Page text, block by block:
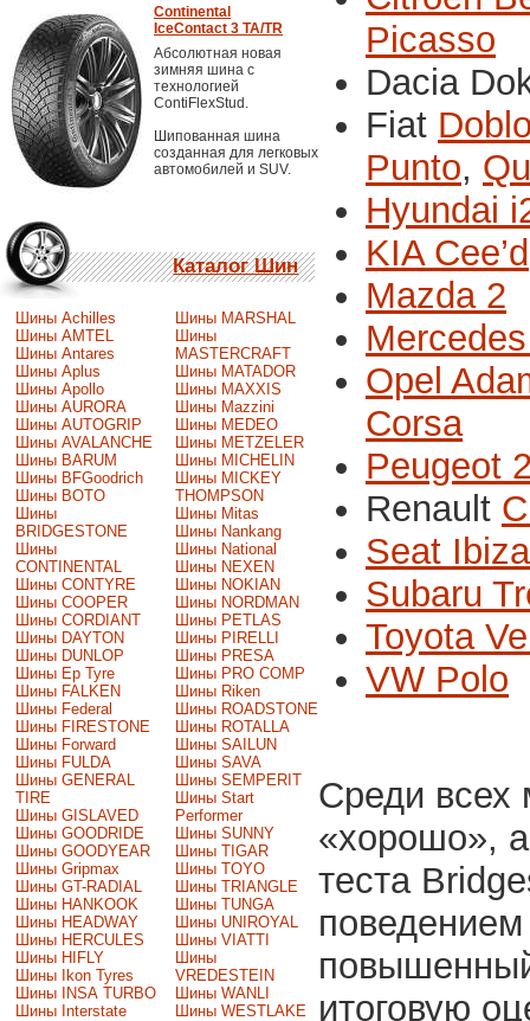
Continental
IceContact 3 TA/TR
Абсолютная новая
зимняя шина с
технологией
ContiFlexStud.
Шипованная шина
созданная для легковых
автомобилей и SUV.
Каталог Шин
Шины Achilles
Шины AMTEL
Шины Antares
Шины Aplus
Шины Apollo
Шины AURORA
Шины AUTOGRIP
Шины AVALANCHE
Шины BARUM
Шины BFGoodrich
Шины BOTO
Шины
BRIDGESTONE
Шины
CONTINENTAL
Шины CONTYRE
Шины COOPER
Шины CORDIANT
Шины DAYTON
Шины DUNLOP
Шины Ep Tyre
Шины FALKEN
Шины Federal
Шины FIRESTONE
Шины Forward
Шины FULDA
Шины GENERAL
TIRE
Шины GISLAVED
Шины GOODRIDE
Шины GOODYEAR
Шины Gripmax
Шины GT-RADIAL
Шины HANKOOK
Шины HEADWAY
Шины HERCULES
Шины HIFLY
Шины Ikon Tyres
Шины INSA TURBO
Шины Interstate
Шины MARSHAL
Шины
MASTERCRAFT
Шины MATADOR
Шины MAXXIS
Шины Mazzini
Шины MEDEO
Шины METZELER
Шины MICHELIN
Шины MICKEY
THOMPSON
Шины Mitas
Шины Nankang
Шины National
Шины NEXEN
Шины NOKIAN
Шины NORDMAN
Шины PETLAS
Шины PIRELLI
Шины PRESA
Шины PRO COMP
Шины Riken
Шины ROADSTONE
Шины ROTALLA
Шины SAILUN
Шины SAVA
Шины SEMPERIT
Шины Start
Performer
Шины SUNNY
Шины TIGAR
Шины TOYO
Шины TRIANGLE
Шины TUNGA
Шины UNIROYAL
Шины VIATTI
Шины
VREDESTEIN
Шины WANLI
Шины WESTLAKE
Picasso
Dacia
Fiat
Punto,
Hyundai
KIA Cee’d
Mazda 2
Opel
Corsa
Peugeot
Renault
Seat Ibiza
Subaru
Toyota
VW Polo
Среди всех
«хорошо»,
теста
итоговую